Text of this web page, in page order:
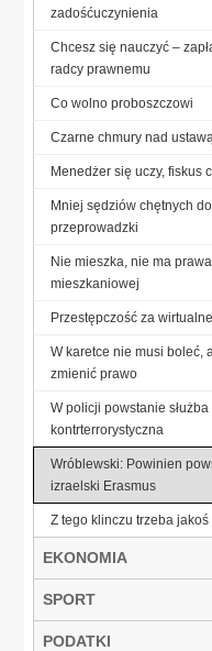
zadośćuczynienia
Chcesz się nauczyć –
radcy prawnemu
Co wolno proboszczowi
Czarne chmury nad
Menedżer się uczy, fiskus
Mniej sędziów chętnych do
przeprowadzki
Nie mieszka, nie ma
mieszkaniowej
Przestępczość za
W karetce nie musi boleć,
zmienić prawo
W policji powstanie służba
kontrterrorystyczna
Wróblewski: Powinien
izraelski Erasmus
Z tego klinczu trzeba jakoś
EKONOMIA
SPORT
PODATKI